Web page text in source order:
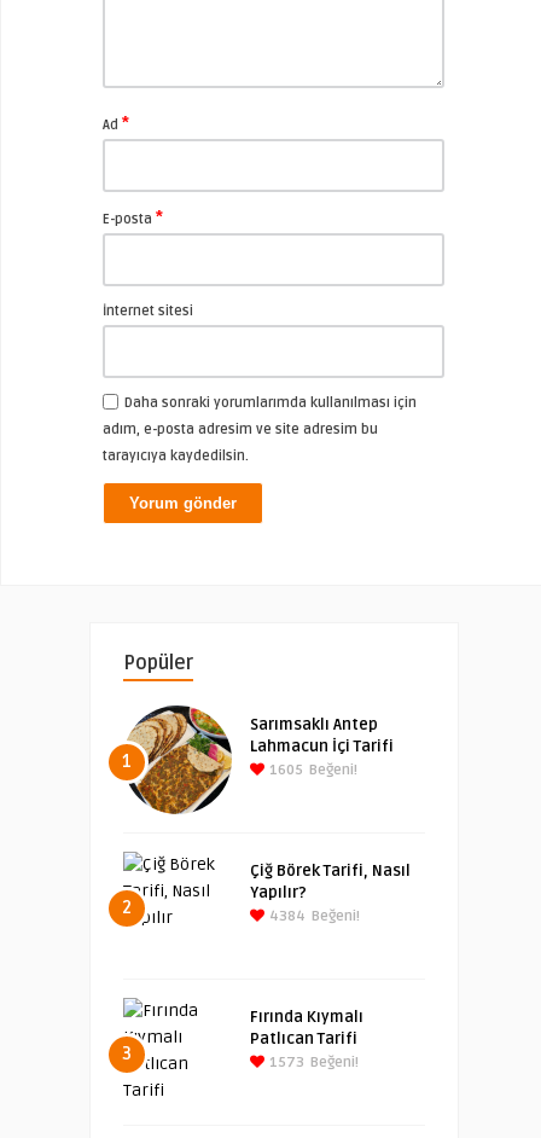
Ad *
E-posta *
İnternet sitesi
Daha sonraki yorumlarımda kullanılması için
adım, e-posta adresim ve site adresim bu
tarayıcıya kaydedilsin.
Popüler
1
Sarımsaklı Antep
Lahmacun İçi Tarifi
1605 Beğeni!
2
Çiğ Börek Tarifi, Nasıl
Yapılır?
4384 Beğeni!
3
Fırında Kıymalı
Patlıcan Tarifi
1573 Beğeni!